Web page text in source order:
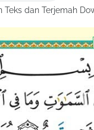
dan Terjemah